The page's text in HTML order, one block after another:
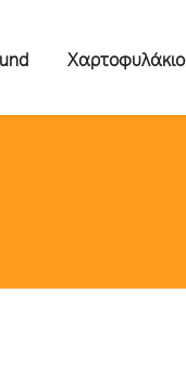
Χαρτοφυλάκιο